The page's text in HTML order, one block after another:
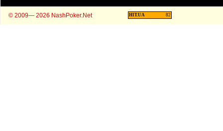
© 2009— 2026 NashPoker.Net HIT.UA 82